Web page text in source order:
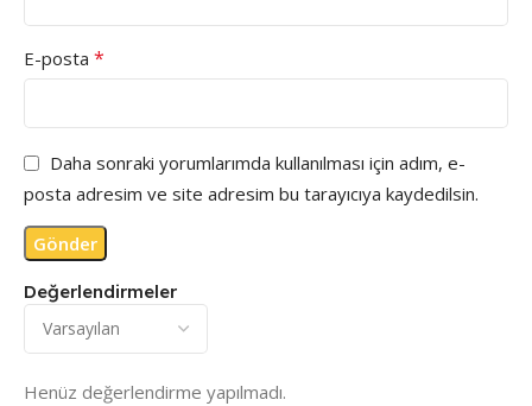
Değerlendirmeler
Henüz değerlendirme yapılmadı.
E-posta *
Daha sonraki yorumlarımda kullanılması için adım, e-
posta adresim ve site adresim bu tarayıcıya kaydedilsin.